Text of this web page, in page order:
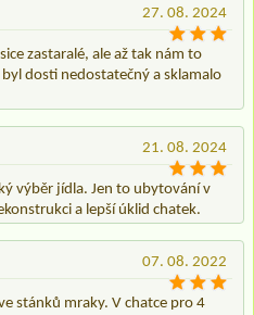
27. 08. 2024
zastaralé, ale až tak nám to
dosti nedostatečný a sklamalo
21. 08. 2024
výběr jídla. Jen to ubytování v
a lepší úklid chatek.
07. 08. 2022
stánků mraky. V chatce pro 4